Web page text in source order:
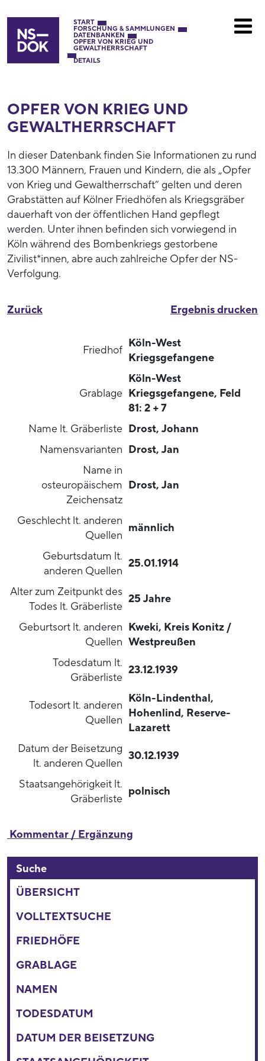
START
FORSCHUNG & SAMMLUNGEN
DATENBANKEN
OPFER VON KRIEG UND
GEWALTHERRSCHAFT
DETAILS
OPFER VON KRIEG UND
GEWALTHERRSCHAFT
In dieser Datenbank finden Sie Informationen zu rund
13.300 Männern, Frauen und Kindern, die als „Opfer
von Krieg und Gewaltherrschaft“ gelten und deren
Grabstätten auf Kölner Friedhöfen als Kriegsgräber
dauerhaft von der öffentlichen Hand gepflegt
werden. Unter ihnen befinden sich vorwiegend in
Köln während des Bombenkriegs gestorbene
Zivilist*innen, abre auch zahlreiche Opfer der NS-
Verfolgung.
Ergebnis drucken
Zurück
Friedhof
Köln-West
Kriegsgefangene
Grablage
Köln-West
Kriegsgefangene, Feld
81: 2 + 7
Name lt. Gräberliste Drost, Johann
Namensvarianten Drost, Jan
Name in
osteuropäischem
Zeichensatz
Drost, Jan
Geschlecht lt. anderen
Quellen
männlich
Geburtsdatum lt.
anderen Quellen
25.01.1914
Alter zum Zeitpunkt des
Todes lt. Gräberliste
25 Jahre
Geburtsort lt. anderen
Quellen
Kweki, Kreis Konitz /
Westpreußen
Todesdatum lt.
Gräberliste
23.12.1939
Todesort lt. anderen
Quellen
Köln-Lindenthal,
Hohenlind, Reserve-
Lazarett
Datum der Beisetzung
lt. anderen Quellen
30.12.1939
Staatsangehörigkeit lt.
Gräberliste
polnisch
Kommentar / Ergänzung
Suche
ÜBERSICHT
VOLLTEXTSUCHE
FRIEDHÖFE
GRABLAGE
NAMEN
TODESDATUM
DATUM DER BEISETZUNG